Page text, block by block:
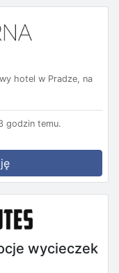
hotel w Pradze, na
godzin temu.
wycieczek